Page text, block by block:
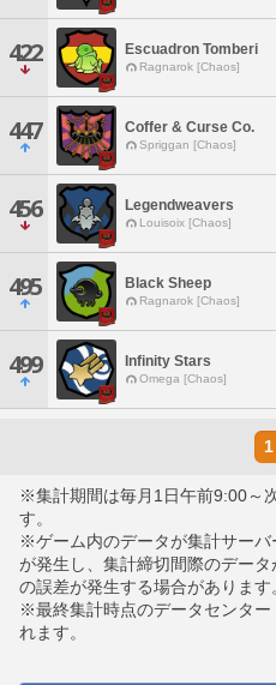
422 Escuadron Tomberi
Ragnarok [Chaos]
447 Coffer & Curse Co.
Spriggan [Chaos]
456 Legendweavers
Louisoix [Chaos]
495 Black Sheep
Ragnarok [Chaos]
499 Infinity Stars
Omega [Chaos]
1
※集計期間は毎月1日午前9:00～
す。
※ゲーム内のデータが集計サー
が発生し、集計締切間際のデー
の誤差が発生する場合があります
※最終集計時点のデータセンター
れます。